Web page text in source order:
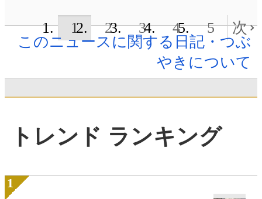
1 2 3 4 5
次
このニュースに関する日記・つぶ
やきについて
トレンド ランキング